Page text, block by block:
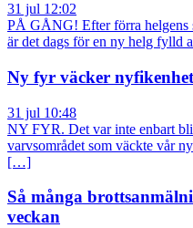
31 jul 12:02
PÅ GÅNG! Efter förra helgens
är det dags för en ny helg
Ny fyr väcker
31 jul 10:48
NY FYR. Det var inte enbart
varvsområdet som väckte vår
[…]
Så många
veckan